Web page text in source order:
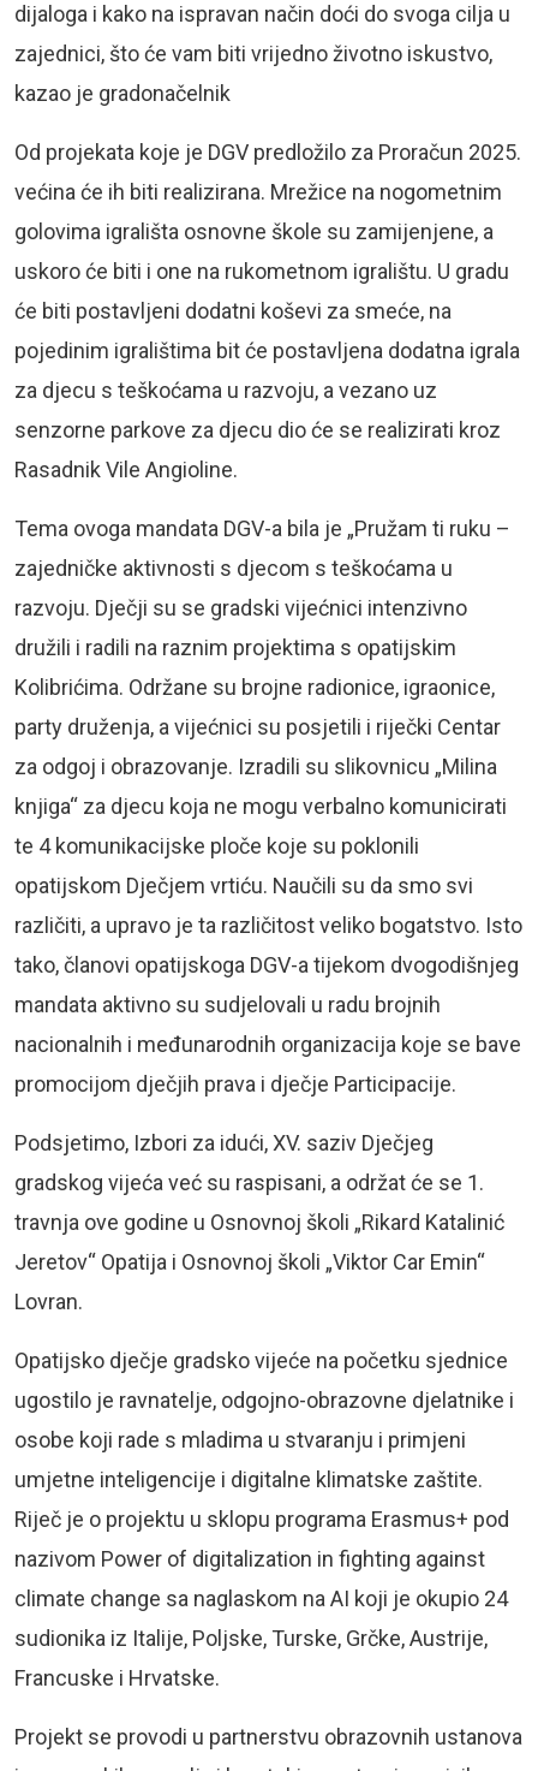
dijaloga i kako na ispravan način doći do svoga cilja u
zajednici, što će vam biti vrijedno životno iskustvo,
kazao je gradonačelnik
Od projekata koje je DGV predložilo za Proračun 2025.
većina će ih biti realizirana. Mrežice na nogometnim
golovima igrališta osnovne škole su zamijenjene, a
uskoro će biti i one na rukometnom igralištu. U gradu
će biti postavljeni dodatni koševi za smeće, na
pojedinim igralištima bit će postavljena dodatna igrala
za djecu s teškoćama u razvoju, a vezano uz
senzorne parkove za djecu dio će se realizirati kroz
Rasadnik Vile Angioline.
Tema ovoga mandata DGV-a bila je „Pružam ti ruku –
zajedničke aktivnosti s djecom s teškoćama u
razvoju. Dječji su se gradski vijećnici intenzivno
družili i radili na raznim projektima s opatijskim
Kolibrićima. Održane su brojne radionice, igraonice,
party druženja, a vijećnici su posjetili i riječki Centar
za odgoj i obrazovanje. Izradili su slikovnicu „Milina
knjiga“ za djecu koja ne mogu verbalno komunicirati
te 4 komunikacijske ploče koje su poklonili
opatijskom Dječjem vrtiću. Naučili su da smo svi
različiti, a upravo je ta različitost veliko bogatstvo. Isto
tako, članovi opatijskoga DGV-a tijekom dvogodišnjeg
mandata aktivno su sudjelovali u radu brojnih
nacionalnih i međunarodnih organizacija koje se bave
promocijom dječjih prava i dječje Participacije.
Podsjetimo, Izbori za idući, XV. saziv Dječjeg
gradskog vijeća već su raspisani, a održat će se 1.
travnja ove godine u Osnovnoj školi „Rikard Katalinić
Jeretov“ Opatija i Osnovnoj školi „Viktor Car Emin“
Lovran.
Opatijsko dječje gradsko vijeće na početku sjednice
ugostilo je ravnatelje, odgojno-obrazovne djelatnike i
osobe koji rade s mladima u stvaranju i primjeni
umjetne inteligencije i digitalne klimatske zaštite.
Riječ je o projektu u sklopu programa Erasmus+ pod
nazivom Power of digitalization in fighting against
climate change sa naglaskom na AI koji je okupio 24
sudionika iz Italije, Poljske, Turske, Grčke, Austrije,
Francuske i Hrvatske.
Projekt se provodi u partnerstvu obrazovnih ustanova